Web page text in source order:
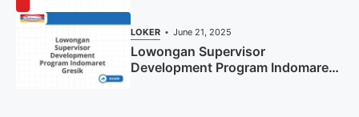
LOKER June 21, 2025
Lowongan Supervisor
Development Program Indomaret